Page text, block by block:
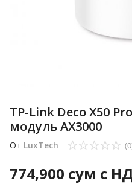
TP-Link Deco X50
модуль AX3000
От LuxTech
774,900 сум с